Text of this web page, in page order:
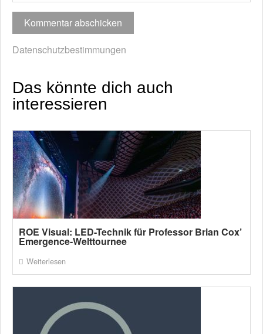
Datenschutzbestimmungen
Das könnte dich auch
interessieren
ROE Visual: LED-Technik für Professor Brian Cox’
Emergence-Welttournee
Weiterlesen